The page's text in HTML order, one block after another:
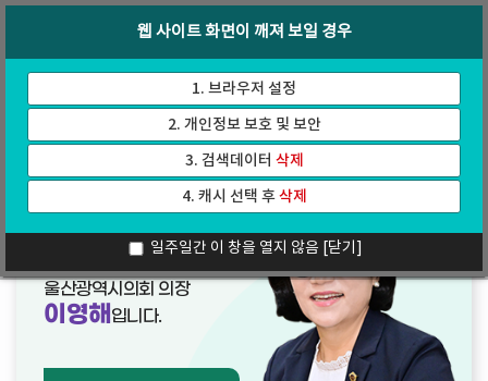
가
기
인터넷방송
웹 사이트 화면이 깨져 보일 경우
1. 브라우저 설정
2. 개인정보 보호 및 보안
3. 검색데이터 삭제
4. 캐시 선택 후삭제
일주일간 이 창을 열지 않음 [닫기]
열린의장실
울산광역시의회 의장
이영해 입니다.